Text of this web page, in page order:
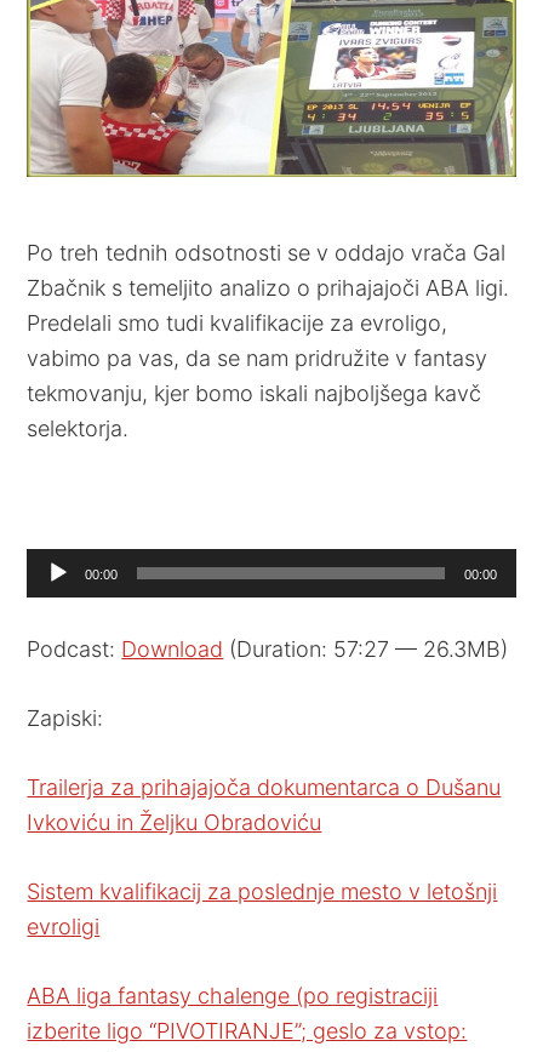
Po treh tednih odsotnosti se v oddajo vrača Gal
Zbačnik s temeljito analizo o prihajajoči ABA ligi.
Predelali smo tudi kvalifikacije za evroligo,
vabimo pa vas, da se nam pridružite v fantasy
tekmovanju, kjer bomo iskali najboljšega kavč
selektorja.
Audio
Player
00:00 00:00
Podcast: Download (Duration: 57:27 — 26.3MB)
Zapiski:
Trailerja za prihajajoča dokumentarca o Dušanu
Ivkoviću in Željku Obradoviću
Sistem kvalifikacij za poslednje mesto v letošnji
evroligi
ABA liga fantasy chalenge (po registraciji
izberite ligo “PIVOTIRANJE”; geslo za vstop: